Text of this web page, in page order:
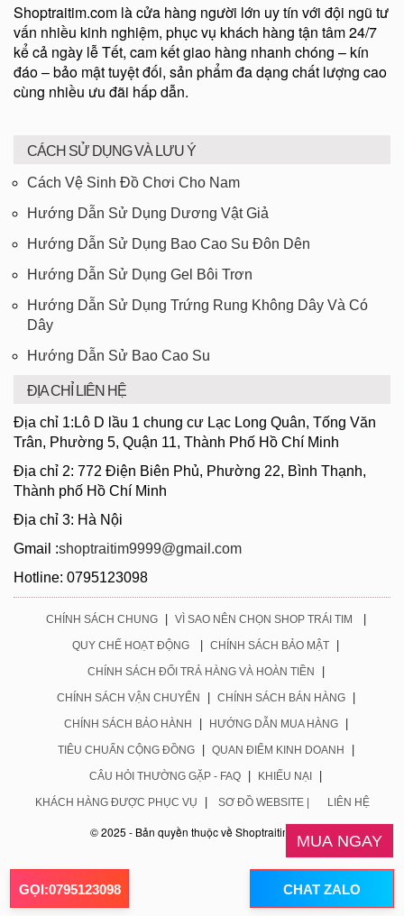
MUA NGAY
Shoptraitim.com là cửa hàng người lớn uy tín với đội ngũ tư
vấn nhiều kinh nghiệm, phục vụ khách hàng tận tâm 24/7
kể cả ngày lễ Tết, cam kết giao hàng nhanh chóng – kín
đáo – bảo mật tuyệt đối, sản phẩm đa dạng chất lượng cao
cùng nhiều ưu đãi hấp dẫn.
CÁCH SỬ DỤNG VÀ LƯU Ý
Cách Vệ Sinh Đồ Chơi Cho Nam
Hướng Dẫn Sử Dụng Dương Vật Giả
Hướng Dẫn Sử Dụng Bao Cao Su Đôn Dên
Hướng Dẫn Sử Dụng Gel Bôi Trơn
Hướng Dẫn Sử Dụng Trứng Rung Không Dây Và Có
Dây
Hướng Dẫn Sử Bao Cao Su
ĐỊA CHỈ LIÊN HỆ
Địa chỉ 1:Lô D lầu 1 chung cư Lạc Long Quân, Tống Văn
Trân, Phường 5, Quận 11, Thành Phố Hồ Chí Minh
Địa chỉ 2: 772 Điện Biên Phủ, Phường 22, Bình Thạnh,
Thành phố Hồ Chí Minh
Địa chỉ 3: Hà Nội
Gmail :shoptraitim9999@gmail.com
Hotline: 0795123098
CHÍNH SÁCH CHUNG | VÌ SAO NÊN CHỌN SHOP TRÁI TIM |
QUY CHẾ HOẠT ĐỘNG | CHÍNH SÁCH BẢO MẬT |
CHÍNH SÁCH ĐỔI TRẢ HÀNG VÀ HOÀN TIỀN |
CHÍNH SÁCH VẬN CHUYỂN | CHÍNH SÁCH BÁN HÀNG |
CHÍNH SÁCH BẢO HÀNH | HƯỚNG DẪN MUA HÀNG |
TIÊU CHUẨN CỘNG ĐỒNG | QUAN ĐIỂM KINH DOANH |
CÂU HỎI THƯỜNG GẶP - FAQ | KHIẾU NẠI |
KHÁCH HÀNG ĐƯỢC PHỤC VỤ | SƠ ĐỒ WEBSITE | LIÊN HỆ
© 2025 - Bản quyền thuộc về Shoptraitim.com
GỌI:0795123098 CHAT ZALO